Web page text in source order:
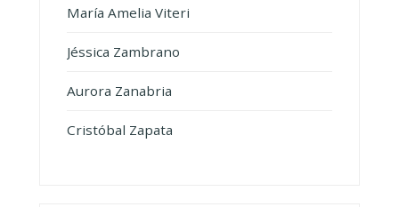
María Amelia Viteri
Jéssica Zambrano
Aurora Zanabria
Cristóbal Zapata